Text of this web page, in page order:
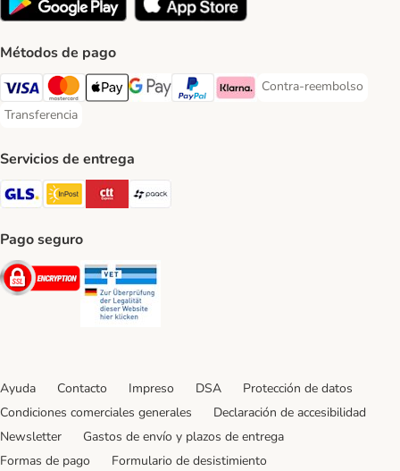
Métodos de pago
Visa Payment Method
Mastercard Payment Method
Apple Pay Payment Method
Google Pay Payment Method
PayPal Payment Method
Klarna Payment Method
Contra-reembolso
Contra-reembolso
Transferencia
Transferencia Payment Method
Servicios de entrega
GLS Shipping Method
InPost Shipping Method
CTTExpress Shipping Method
paack Shipping Method
Pago seguro
Security
Ayuda Contacto Impreso DSA
Protección de datos
Condiciones comerciales generales
Declaración de accesibilidad
Newsletter
Gastos de envío y plazos de entrega
Formas de pago
Formulario de desistimiento